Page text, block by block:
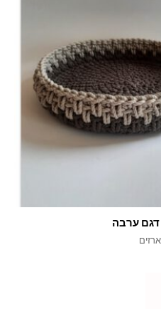
ערבה